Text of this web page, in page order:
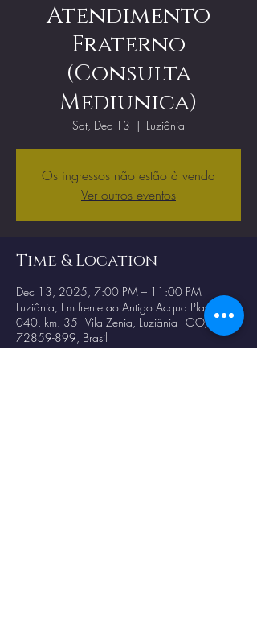
Atendimento
Fraterno
(Consulta
Mediunica)
Sat, Dec 13
  |
Luziânia
Os ingressos não estão à venda
Ver outros eventos
Time & Location
Dec 13, 2025, 7:00 PM – 11:00 PM
Luziânia, Em frente ao Antigo Acqua Play - BR-
040, km. 35 - Vila Zenia, Luziânia - GO,
72859-899, Brasil